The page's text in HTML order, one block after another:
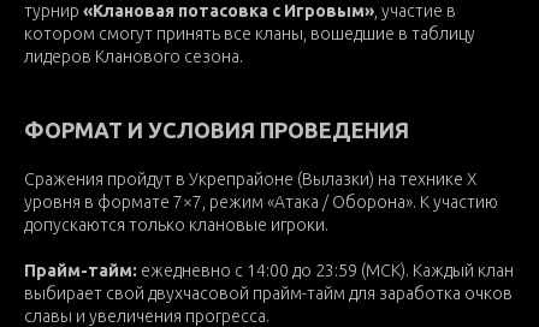
турнир «Клановая потасовка с Игровым» , участие в
котором смогут принять все кланы, вошедшие в таблицу
лидеров Кланового сезона.
ФОРМАТ И УСЛОВИЯ ПРОВЕДЕНИЯ
Сражения пройдут в Укрепрайоне (Вылазки) на технике X
уровня в формате 7×7, режим «Атака / Оборона». К участию
допускаются только клановые игроки.
Прайм-тайм: ежедневно с 14:00 до 23:59 (МСК). Каждый клан
выбирает свой двухчасовой прайм-тайм для заработка очков
славы и увеличения прогресса.